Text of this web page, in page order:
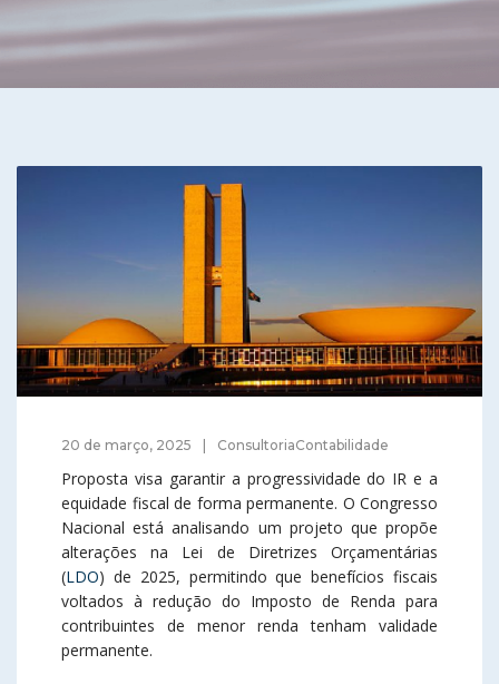
20 de março, 2025 ConsultoriaContabilidade
Proposta visa garantir a progressividade do IR e a
equidade fiscal de forma permanente. O Congresso
Nacional está analisando um projeto que propõe
alterações na Lei de Diretrizes Orçamentárias
(LDO) de 2025, permitindo que benefícios fiscais
voltados à redução do Imposto de Renda para
contribuintes de menor renda tenham validade
permanente.